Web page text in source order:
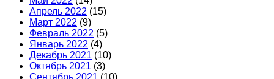
Апрель 2022 (15)
Март 2022 (9)
Февраль 2022 (5)
Январь 2022 (4)
Декабрь 2021 (10)
Октябрь 2021 (3)